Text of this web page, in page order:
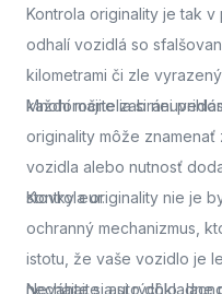
Kontrola originality je tak
odhalí vozidlá so
kilometrami či zle
každoročne zabráni
Mnohí majitelia si
originality môže
vozidla alebo nutnosť
stovky eur.
Kontrola originality nie je
ochranný mechanizmus,
istotu, že vaše vozidlo je
nechajte si auto dôkladne
Neváhajte asi rýchlo,